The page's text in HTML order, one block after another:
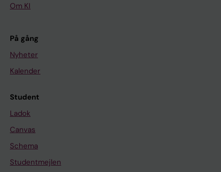
Om KI
På gång
Nyheter
Kalender
Student
Ladok
Canvas
Schema
Studentmejlen